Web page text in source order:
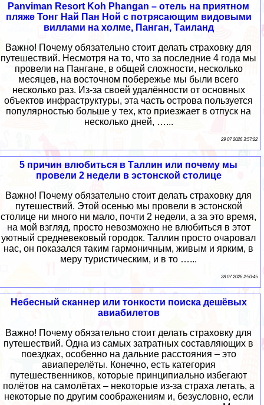
Panviman Resort Koh Phangan – отель на приятном
пляже Тонг Най Пан Ной с потрясающим видовыми
виллами на холме, Панган, Таиланд
Важно! Почему обязательно стоит делать страховку для
путешествий. Несмотря на то, что за последние 4 года мы
провели на Пангане, в общей сложности, несколько
месяцев, на восточном побережье мы были всего
несколько раз. Из-за своей удалённости от основных
объектов инфраструктуры, эта часть острова пользуется
популярностью больше у тех, кто приезжает в отпуск на
несколько дней, …...
29 07 2026 3:57:22
5 причин влюбиться в Таллин или почему мы
провели 2 недели в эстонской столице
Важно! Почему обязательно стоит делать страховку для
путешествий. Этой осенью мы провели в эстонской
столице ни много ни мало, почти 2 недели, а за это время,
на мой взгляд, просто невозможно не влюбиться в этот
уютный средневековый городок. Таллин просто очаровал
нас, он показался таким гармоничным, живым и ярким, в
меру туристическим, и в то …...
28 07 2026 2:50:45
Небесный сканнер или тонкости поиска дешёвых
авиабилетов
Важно! Почему обязательно стоит делать страховку для
путешествий. Одна из самых затратных составляющих в
поездках, особенно на дальние расстояния – это
авиаперелёты. Конечно, есть категория
путешественников, которые принципиально избегают
полётов на самолётах – некоторые из-за страха летать, а
некоторые по другим соображениям и, безусловно, если